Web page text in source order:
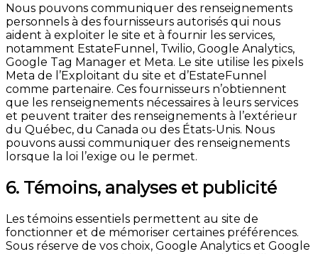
Nous pouvons communiquer des renseignements
personnels à des fournisseurs autorisés qui nous
aident à exploiter le site et à fournir les services,
notamment EstateFunnel, Twilio, Google Analytics,
Google Tag Manager et Meta. Le site utilise les pixels
Meta de l’Exploitant du site et d’EstateFunnel
comme partenaire. Ces fournisseurs n’obtiennent
que les renseignements nécessaires à leurs services
et peuvent traiter des renseignements à l’extérieur
du Québec, du Canada ou des États-Unis. Nous
pouvons aussi communiquer des renseignements
lorsque la loi l’exige ou le permet.
6. Témoins, analyses et publicité
Les témoins essentiels permettent au site de
fonctionner et de mémoriser certaines préférences.
Sous réserve de vos choix, Google Analytics et Google